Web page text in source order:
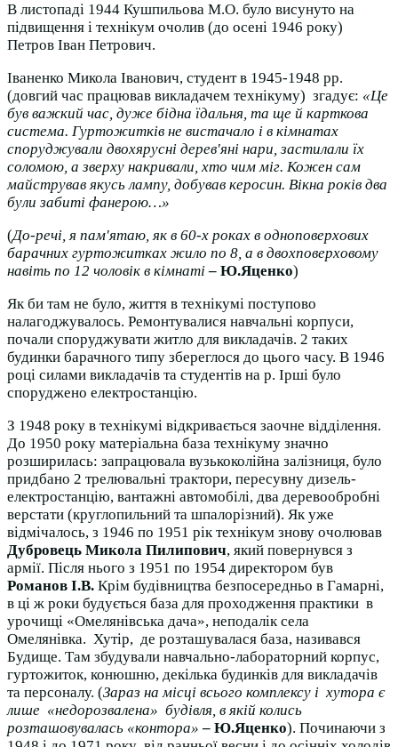
В листопаді 1944 Кушпильова М.О. було висунуто на
підвищення і технікум очолив (до осені 1946 року)
Петров Іван Петрович.
Іваненко Микола Іванович, студент в 1945-1948 рр.
(довгий час працював викладачем технікуму) згадує: «Це
був важкий час, дуже бідна їдальня, та ще й карткова
система. Гуртожитків не вистачало і в кімнатах
споруджували двохярусні дерев′яні нари, застилали їх
соломою, а зверху накривали, хто чим міг. Кожен сам
майстрував якусь лампу, добував керосин. Вікна років два
були забиті фанерою…»
(До-речі, я пам′ятаю, як в 60-х роках в одноповерхових
барачних гуртожитках жило по 8, а в двохповерховому
навіть по 12 чоловік в кімнаті – Ю.Яценко)
Як би там не було, життя в технікумі поступово
налагоджувалось. Ремонтувалися навчальні корпуси,
почали споруджувати житло для викладачів. 2 таких
будинки барачного типу збереглося до цього часу. В 1946
році силами викладачів та студентів на р. Ірші було
споруджено електростанцію.
З 1948 року в технікумі відкривається заочне відділення.
До 1950 року матеріальна база технікуму значно
розширилась: запрацювала вузькоколійна залізниця, було
придбано 2 трелювальні трактори, пересувну дизель-
електростанцію, вантажні автомобілі, два деревообробні
верстати (круглопильний та шпалорізний). Як уже
відмічалось, з 1946 по 1951 рік технікум знову очолював
Дубровець Микола Пилипович, який повернувся з
армії. Після нього з 1951 по 1954 директором був
Романов І.В. Крім будівництва безпосередньо в Гамарні,
в ці ж роки будується база для проходження практики в
урочищі «Омелянівська дача», неподалік села
Омелянівка. Хутір, де розташувалася база, називався
Будище. Там збудували навчально-лабораторний корпус,
гуртожиток, конюшню, декілька будинків для викладачів
та персоналу. (Зараз на місці всього комплексу і хутора є
лише «недорозвалена» будівля, в якій колись
розташовувалась «контора» – Ю.Яценко). Починаючи з